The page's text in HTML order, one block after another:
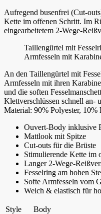
Aufregend busenfrei (Cut-
Kette im offenen Schritt. Im
eingearbeitetem 2-Wege-
Taillengürtel mit
Armfesseln mit
An den Taillengürtel mit
Armfesseln mit ihren
und die soften
Klettverschlüssen schnell an-
Material: 90% Polyester, 10%
Ouvert-Body inklusive
Mattlook mit Spitze
Cut-outs für die Brüste
Stimulierende Kette im
Langer 2-Wege-
Fesselring am hohen
Softe Armfesseln vom
Weich & elastisch für
Style
Body